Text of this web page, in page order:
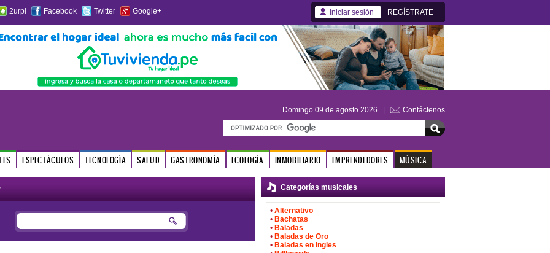
2urpi Facebook Twitter Google+ Iniciar sesión REGÍSTRATE
Domingo 09 de agosto 2026 | Contáctenos
ESPECTÁCULOS TECNOLOGÍA SALUD GASTRONOMÍA ECOLOGÍA INMOBILIARIO EMPRENDEDORES MÚSICA
Categorías musicales
• Alternativo
• Bachatas
• Baladas
• Baladas de Oro
• Baladas en Ingles